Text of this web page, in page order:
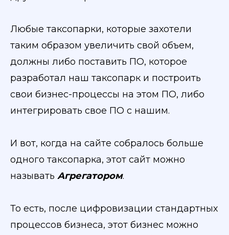
Любые таксопарки, которые захотели
таким образом увеличить свой объем,
должны либо поставить ПО, которое
разработал наш таксопарк и построить
свои бизнес-процессы на этом ПО, либо
интегрировать свое ПО с нашим.
И вот, когда на сайте собралось больше
одного таксопарка, этот сайт можно
называть Агрегатором.
То есть, после цифровизации стандартных
процессов бизнеса, этот бизнес можно